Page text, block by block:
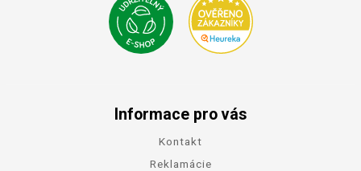
Informace pro vás
Kontakt
Reklamácie